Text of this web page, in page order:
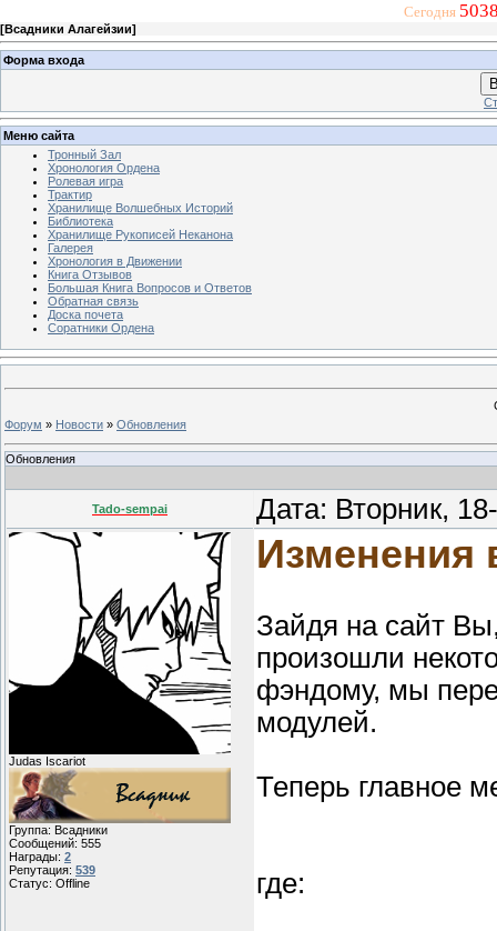
Сегодня
[Всадники Алагейзии]
Форма входа
Меню сайта
Тронный Зал
Хронология Ордена
Ролевая игра
Трактир
Хранилище Волшебных Историй
Библиотека
Хранилище Рукописей Неканона
Галерея
Хронология в Движении
Книга Отзывов
Большая Книга Вопросов и Ответов
Обратная связь
Доска почета
Соратники Ордена
Форум » Новости » Обновления
Обновления
Tado-sempai Дата: Вторник,
Judas Iscariot
Группа: Всадники
Сообщений: 555
Награды: 2
Репутация: 539
Статус: Offline
Изменения
Зайдя на сайт
произошли
фэндому, мы
модулей.
Теперь главное
где: